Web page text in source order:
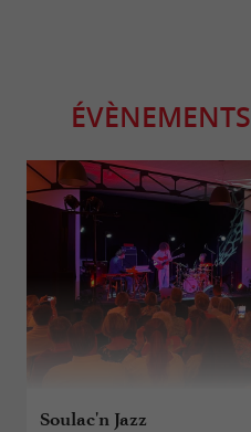
ÉVÈNEMENTS
Soulac'n Jazz